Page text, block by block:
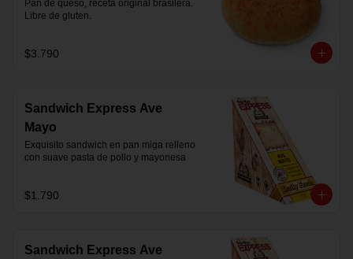
Pan de queso, receta original brasilera.
Libre de gluten.
$3.790
Sandwich Express Ave
Mayo
Exquisito sandwich en pan miga relleno
con suave pasta de pollo y mayonesa
$1.790
Sandwich Express Ave